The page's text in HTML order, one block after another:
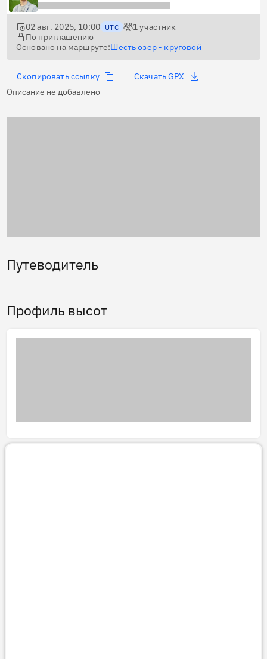
02 авг. 2025, 10:00 UTC 1участник
По приглашению
Основано на маршруте:Шесть озер - круговой
Скопировать ссылку
Скачать GPX
Описание не добавлено
Путеводитель
Профиль высот